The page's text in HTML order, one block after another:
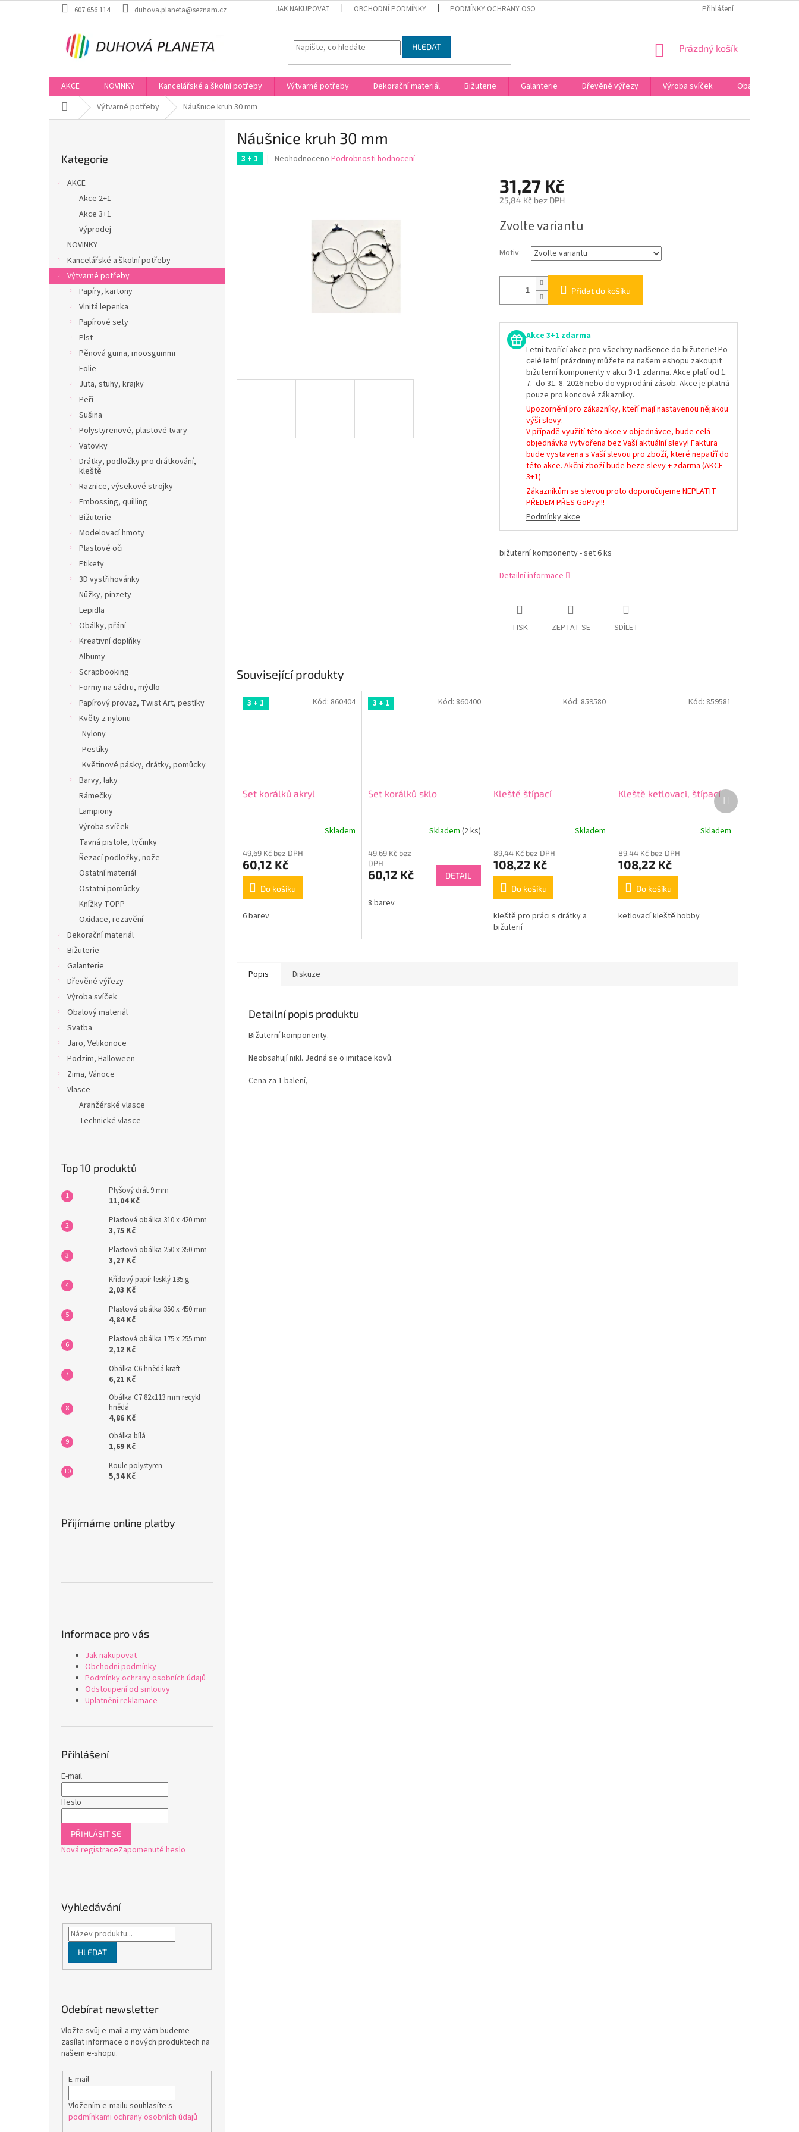
na
607 656 114 duhova.planeta@seznam.cz JAK NAKUPOVAT OBCHODNÍ PODMÍNKY PODMÍNKY OCHRANY OSOBNÍCH ÚDAJŮ UPLATNĚNÍ REKLAMACE
Přihlášení
HLEDAT
NÁKUPNÍ
Prázdný košík
AKCE NOVINKY Kancelářské a školní potřeby Výtvarné potřeby Dekorační materiál Bižuterie Galanterie Dřevěné výřezy Výroba svíček
Obalový materiál
Domů Výtvarné potřeby Náušnice kruh 30 mm
n
e
kategorie
Kategorie
AKCE
Akce 2+1
Akce 3+1
Výprodej
NOVINKY
Kancelářské a školní potřeby
Výtvarné potřeby
Papíry, kartony
Vlnitá lepenka
Papírové sety
Plst
Pěnová guma, moosgummi
Folie
Juta, stuhy, krajky
Peří
Sušina
Polystyrenové, plastové tvary
Vatovky
Drátky, podložky pro drátkování,
kleště
Raznice, výsekové strojky
Embossing, quilling
Bižuterie
Modelovací hmoty
Plastové oči
Etikety
3D vystřihovánky
Nůžky, pinzety
Lepidla
Obálky, přání
Kreativní doplňky
Albumy
Scrapbooking
Formy na sádru, mýdlo
Papírový provaz, Twist Art, pestíky
Květy z nylonu
Nylony
Pestíky
Květinové pásky, drátky, pomůcky
Barvy, laky
Rámečky
Lampiony
Výroba svíček
Tavná pistole, tyčinky
Řezací podložky, nože
Ostatní materiál
Ostatní pomůcky
Knížky TOPP
Oxidace, rezavění
Dekorační materiál
Bižuterie
Galanterie
Dřevěné výřezy
Výroba svíček
Obalový materiál
Svatba
Jaro, Velikonoce
Podzim, Halloween
Zima, Vánoce
Vlasce
Aranžérské vlasce
Technické vlasce
Top 10 produktů
Plyšový drát 9 mm
11,04 Kč
Plastová obálka 310 x 420 mm
3,75 Kč
Plastová obálka 250 x 350 mm
3,27 Kč
Křídový papír lesklý 135 g
2,03 Kč
Plastová obálka 350 x 450 mm
4,84 Kč
Plastová obálka 175 x 255 mm
2,12 Kč
Obálka C6 hnědá kraft
6,21 Kč
Obálka C7 82x113 mm recykl
hnědá
4,86 Kč
Obálka bílá
1,69 Kč
Koule polystyren
5,34 Kč
Přijímáme online platby
Informace pro vás
Jak nakupovat
Obchodní podmínky
Podmínky ochrany osobních údajů
Odstoupení od smlouvy
Uplatnění reklamace
Přihlášení
E-mail
Heslo
PŘIHLÁSIT SE
Nová registraceZapomenuté heslo
Vyhledávání
HLEDAT
Odebírat newsletter
Vložte svůj e-mail a my vám budeme
zasílat informace o nových produktech na
našem e-shopu.
E-mail
Vložením e-mailu souhlasíte s
podmínkami ochrany osobních údajů
Náušnice kruh 30 mm
3 + 1
Průměrné
Neohodnoceno Podrobnosti hodnocení
31,27 Kč
25,84 Kč bez DPH
cena:
Zvolte variantu
Motiv
Přidat do košíku
Akce 3+1 zdarma
Letní tvořící akce pro všechny nadšence do bižuterie! Po
celé letní prázdniny můžete na našem eshopu zakoupit
bižuterní komponenty v akci 3+1 zdarma. Akce platí od 1.
7. do 31. 8. 2026 nebo do vyprodání zásob. Akce je platná
pouze pro koncové zákazníky.
Upozornění pro zákazníky, kteří mají nastavenou nějakou
výši slevy:
V případě využití této akce v objednávce, bude celá
objednávka vytvořena bez Vaší aktuální slevy! Faktura
bude vystavena s Vaší slevou pro zboží, které nepatří do
této akce. Akční zboží bude beze slevy + zdarma (AKCE
3+1)
Zákazníkům se slevou proto doporučujeme NEPLATIT
PŘEDEM PŘES GoPay!!!
Podmínky akce
bižuterní komponenty - set 6 ks
Detailní informace
TISK ZEPTAT SE SDÍLET
Související produkty
3 + 1
Set korálků akryl
Skladem
49,69 Kč bez DPH
60,12 Kč
Do košíku
6 barev
Kód: 860404 3 + 1
Set korálků sklo
Skladem (2 ks)
49,69 Kč bez
DPH
60,12 Kč DETAIL
8 barev
Kód: 860400
Kleště štípací
Skladem
89,44 Kč bez DPH
108,22 Kč
Do košíku
kleště pro práci s drátky a
bižuterií
Kód: 859580
Kleště ketlovací, štípací
Skladem
89,44 Kč bez DPH
108,22 Kč
Do košíku
ketlovací kleště hobby
Kód: 859581
Další
produkt
Popis Diskuze
Detailní popis produktu
Bižuterní komponenty.
Neobsahují nikl. Jedná se o imitace kovů.
Cena za 1 balení,